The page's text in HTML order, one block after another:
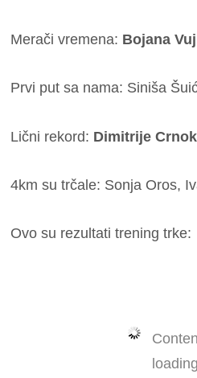
Merači vremena: Bojana
Prvi put sa nama: Siniša
Lični rekord: Dimitrije
4km su trčale: Sonja Oros,
Ovo su rezultati trening trke: